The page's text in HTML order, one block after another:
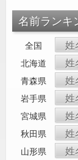
名前ランキ
全国 姓
北海道 姓
青森県 姓
岩手県 姓
宮城県 姓
秋田県 姓
山形県 姓